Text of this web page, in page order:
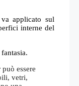
va applicato sul
interne del
può essere
vetri,